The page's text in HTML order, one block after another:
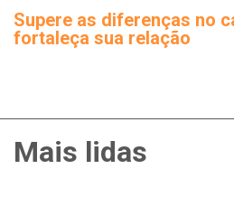
Supere as diferenças no
fortaleça sua relação
Mais lidas